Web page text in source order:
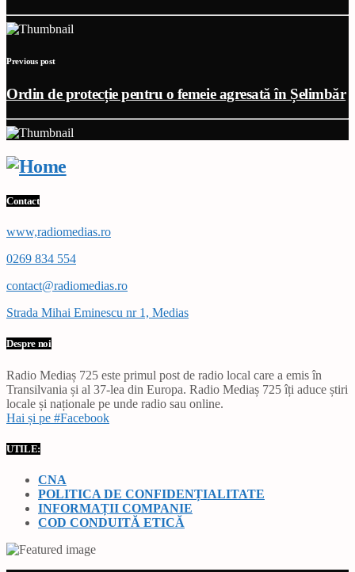
Previous post
Ordin de protecție pentru o femeie agresată în Șelimbăr
Contact
www,radiomedias.ro
0269 834 554
contact@radiomedias.ro
Strada Mihai Eminescu nr 1, Medias
Despre noi
Radio Mediaș 725 este primul post de radio local care a emis în
Transilvania și al 37-lea din Europa. Radio Mediaș 725 îți aduce știri
locale și naționale pe unde radio sau online.
Hai și pe #Facebook
UTILE:
CNA
POLITICA DE CONFIDENȚIALITATE
INFORMAȚII COMPANIE
COD CONDUITĂ ETICĂ